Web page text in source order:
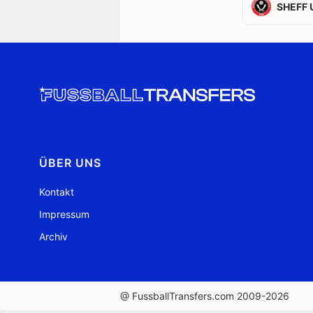
SHEFF
ÜBER UNS
Kontakt
Impressum
Archiv
@ FussballTransfers.com 2009-2026